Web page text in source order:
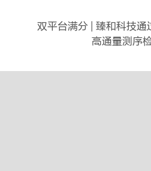
双平台满分 | 臻和科技
高通量测序